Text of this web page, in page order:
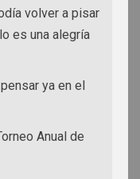
volver a pisar
es una alegría
ya en el
Anual de